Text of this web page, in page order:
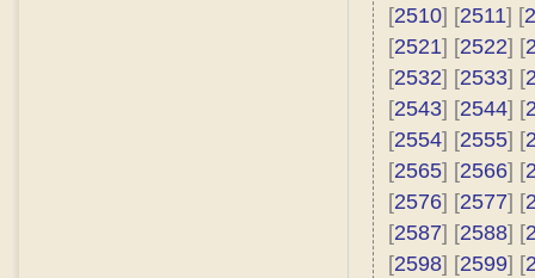
[2510] [2511] [
[2521] [2522] [
[2532] [2533] [
[2543] [2544] [
[2554] [2555] [
[2565] [2566] [
[2576] [2577] [
[2587] [2588] [
[2598] [2599] [